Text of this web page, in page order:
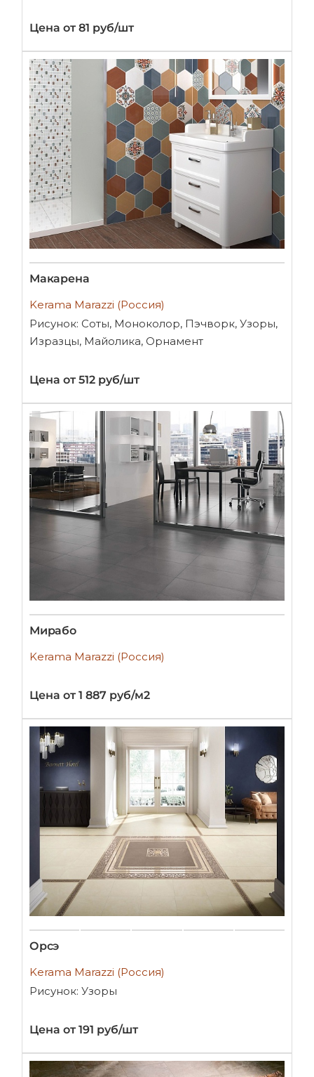
Цена от 81 руб/шт
Макарена
Kerama Marazzi (Россия)
Рисунок: Соты, Моноколор, Пэчворк, Узоры,
Изразцы, Майолика, Орнамент
Цена от 512 руб/шт
Мирабо
Kerama Marazzi (Россия)
Цена от 1 887 руб/м2
Орсэ
Kerama Marazzi (Россия)
Рисунок: Узоры
Цена от 191 руб/шт